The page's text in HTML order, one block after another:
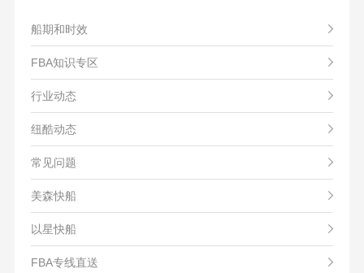
船期和时效
FBA知识专区
行业动态
纽酷动态
常见问题
美森快船
以星快船
FBA专线直送